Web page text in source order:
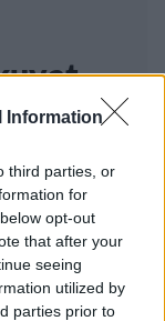
Information
third parties, or
for
opt-out
that after your
seeing
utilized by
parties prior to
menehtyi